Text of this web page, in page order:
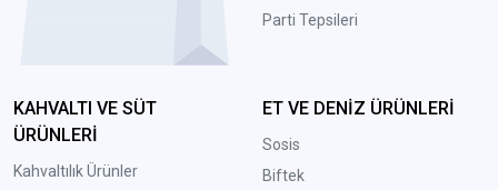
Parti Tepsileri
KAHVALTI VE SÜT
ÜRÜNLERİ
Kahvaltılık Ürünler
ET VE DENİZ ÜRÜNLERİ
Sosis
Biftek